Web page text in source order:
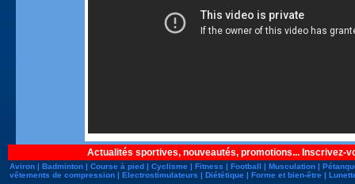
Actualités sportives, nouveautés, promotions... Inscrivez-
Aviron | Badminton | Course à pied | Cyclisme | Fitness | Football | Musculation |
vêtements de compression | Electrostimulateurs | Diététique | Forme et bien-être |